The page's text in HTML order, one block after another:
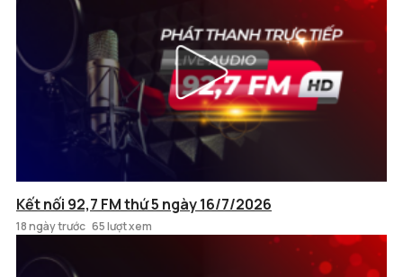
Kết nối 92,7 FM thứ 5 ngày 16/7/2026
18 ngày trước 65 lượt xem